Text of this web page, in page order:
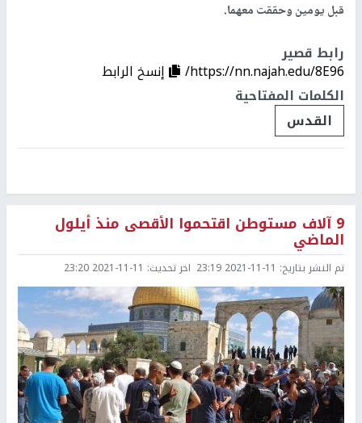
قبل يومين وحققت معهما.
رابط قصير
https://nn.najah.edu/8E96/
إنسخ الرابط
الكلمات المفتاحية
القدس
9 آلاف مستوطن اقتحموا الأقصى منذ أيلول
الماضي
تم النشر بتاريخ: 2021-11-11 23:19 اخر تحديث: 2021-11-11 23:20